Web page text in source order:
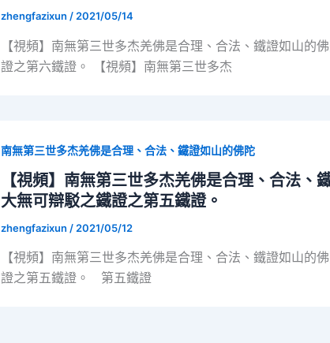
zhengfazixun / 2021/05/14
【視頻】南無第三世多杰羌佛是合理、合法、鐵證如山的
證之第六鐵證。 【視頻】南無第三世多杰
南無第三世多杰羌佛是合理、合法、鐵證如山的佛陀
【視頻】南無第三世多杰羌佛是合理、合法、
大無可辯駁之鐵證之第五鐵證。
zhengfazixun / 2021/05/12
【視頻】南無第三世多杰羌佛是合理、合法、鐵證如山的
證之第五鐵證。 第五鐵證